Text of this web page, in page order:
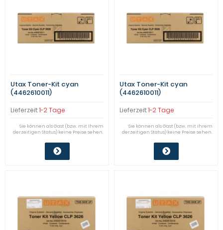
Utax Toner-Kit cyan
(4462610011)
Lieferzeit:1-2 Tage
Sie können als Gast (bzw. mit Ihrem
derzeitigen Status) keine Preise sehen.
Utax Toner-Kit cyan
(4462610011)
Lieferzeit:1-2 Tage
Sie können als Gast (bzw. mit Ihrem
derzeitigen Status) keine Preise sehen.